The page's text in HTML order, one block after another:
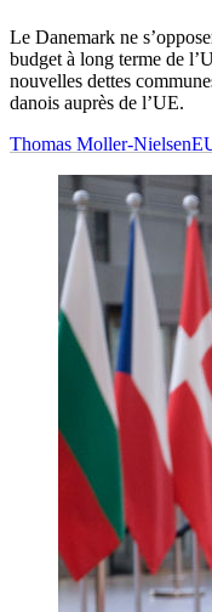
Le Danemark ne
budget à long terme de
nouvelles dettes
danois auprès de l’UE.
Thomas Moller-Nielsen